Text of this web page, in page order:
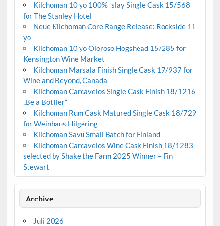
Kilchoman 10 yo 100% Islay Single Cask 15/568
for The Stanley Hotel
Neue Kilchoman Core Range Release: Rockside 11
yo
Kilchoman 10 yo Oloroso Hogshead 15/285 for
Kensington Wine Market
Kilchoman Marsala Finish Single Cask 17/937 for
Wine and Beyond, Canada
Kilchoman Carcavelos Single Cask Finish 18/1216
„Be a Bottler“
Kilchoman Rum Cask Matured Single Cask 18/729
for Weinhaus Hilgering
Kilchoman Savu Small Batch for Finland
Kilchoman Carcavelos Wine Cask Finish 18/1283
selected by Shake the Farm 2025 Winner – Fin
Stewart
Archive
Juli 2026